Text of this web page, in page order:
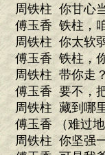
周铁柱 你甘心
傅玉香 铁柱，
周铁柱 你太软
傅玉香 铁柱，
周铁柱 带你走
傅玉香 要不，
周铁柱 藏到哪
傅玉香 （难过
周铁柱 你坚强